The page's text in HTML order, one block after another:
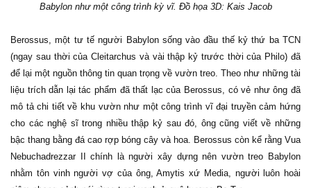
Babylon như một công trình kỳ vĩ. Đồ họa 3D: Kais Jacob
Berossus, một tư tế người Babylon sống vào đầu thế kỷ thứ ba TCN
(ngay sau thời của Cleitarchus và vài thập kỷ trước thời của Philo) đã
để lại một nguồn thông tin quan trọng về vườn treo. Theo như những tài
liệu trích dẫn lại tác phẩm đã thất lạc của Berossus, có vẻ như ông đã
mô tả chi tiết về khu vườn như một công trình vĩ đại truyền cảm hứng
cho các nghệ sĩ trong nhiều thập kỷ sau đó, ông cũng viết về những
bậc thang bằng đá cao rợp bóng cây và hoa. Berossus còn kể rằng Vua
Nebuchadrezzar II chính là người xây dựng nên vườn treo Babylon
nhằm tôn vinh người vợ của ông, Amytis xứ Media, người luôn hoài